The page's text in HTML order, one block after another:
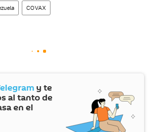
COVAX
y te
al tanto de
en el